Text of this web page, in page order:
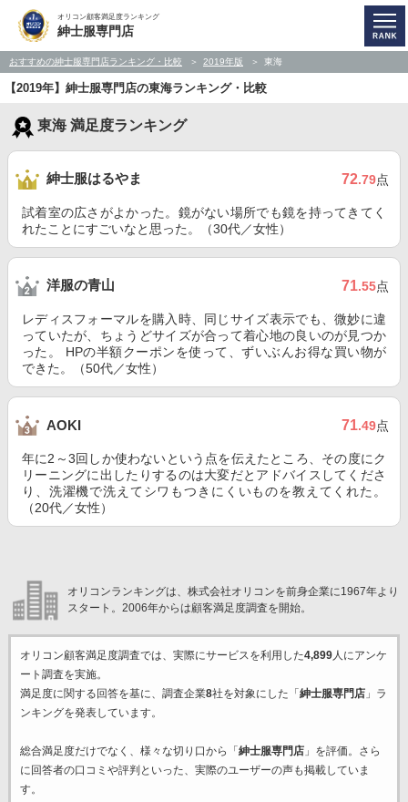
オリコン顧客満足度ランキング
紳士服専門店
おすすめの紳士服専門店ランキング・比較 2019年版 東海
【2019年】紳士服専門店の東海ランキング・比較
東海 満足度ランキング
紳士服はるやま 72.79点
試着室の広さがよかった。鏡がない場所でも鏡を持ってきてく
れたことにすごいなと思った。（30代／女性）
洋服の青山 71.55点
レディスフォーマルを購入時、同じサイズ表示でも、微妙に違
っていたが、ちょうどサイズが合って着心地の良いのが見つか
った。 HPの半額クーポンを使って、ずいぶんお得な買い物が
できた。（50代／女性）
AOKI 71.49点
年に2～3回しか使わないという点を伝えたところ、その度にク
リーニングに出したりするのは大変だとアドバイスしてくださ
り、洗濯機で洗えてシワもつきにくいものを教えてくれた。
（20代／女性）
オリコンランキングは、株式会社オリコンを前身企業に1967年より
スタート。2006年からは顧客満足度調査を開始。
オリコン顧客満足度調査では、実際にサービスを利用した4,899人にアンケ
ート調査を実施。
満足度に関する回答を基に、調査企業8社を対象にした「 紳士服専門店」ラ
ンキングを発表しています。
総合満足度だけでなく、様々な切り口から「 紳士服専門店」を評価。さら
に回答者の口コミや評判といった、実際のユーザーの声も掲載していま
す。